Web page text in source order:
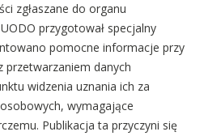
zgłaszane do organu
przygotował specjalny
pomocne informacje przy
przetwarzaniem danych
widzenia uznania ich za
wymagające
Publikacja ta przyczyni się